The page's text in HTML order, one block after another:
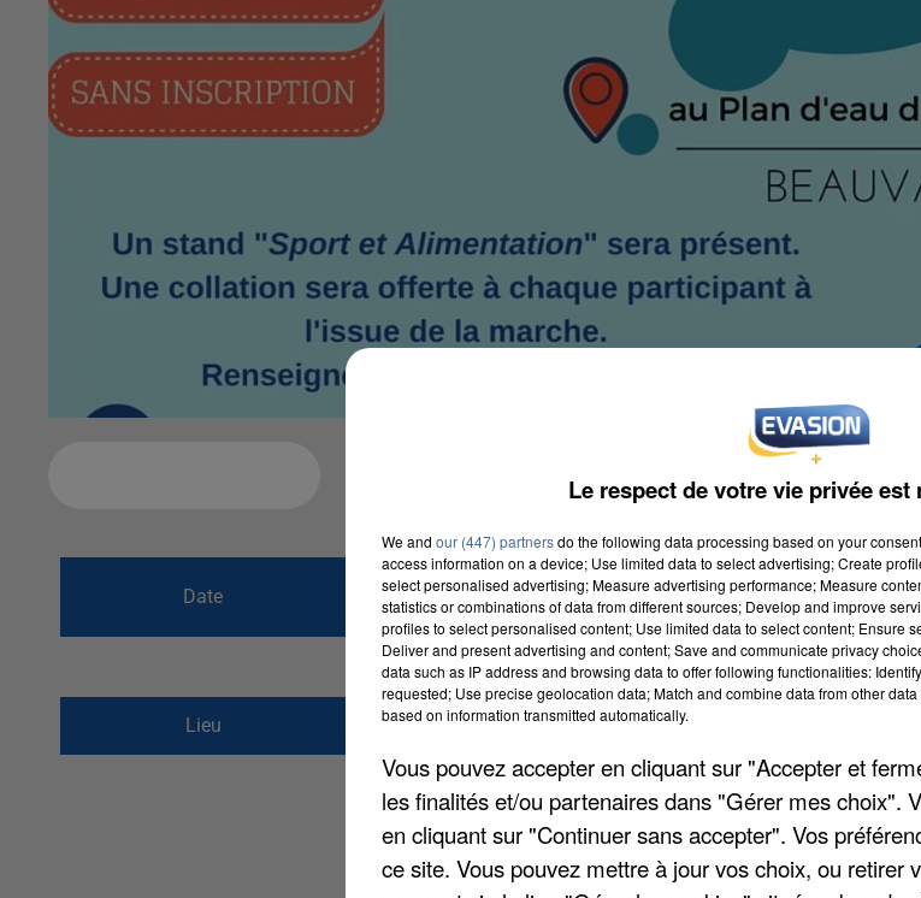
Date
du5 mars 2016 à 8h00
au5 mars 2016 à 18h59
Lieu
Plan d&#039;eau du Canada
Le respect de votre vie privée
We and our (447) partnersdo the following data processing based on your
access information on a device; Use limited data to select advertising; Create
select personalised advertising; Measure advertising performance; Measure
statistics or combinations of data from different sources; Develop and improve
profiles to select personalised content; Use limited data to select content; Ensure
Deliver and present advertising and content; Save and communicate privacy
data such as IP address and browsing data to offer following functionalities:
requested; Use precise geolocation data; Match and combine data from other
based on information transmitted automatically.
Vous pouvez accepter en cliquant sur "Accepter et
les finalités et/ou partenaires dans "Gérer mes choix".
en cliquant sur "Continuer sans accepter". Vos
ce site. Vous pouvez mettre à jour vos choix, ou retirer